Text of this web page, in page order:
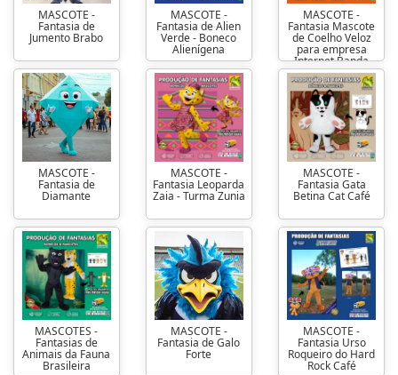
MASCOTE -
Fantasia de
Jumento Brabo
MASCOTE -
Fantasia de Alien
Verde - Boneco
Alienígena
MASCOTE -
Fantasia Mascote
de Coelho Veloz
para empresa
Internet Banda
Larga
MASCOTE -
Fantasia de
Diamante
MASCOTE -
Fantasia Leoparda
Zaia - Turma Zunia
MASCOTE -
Fantasia Gata
Betina Cat Café
MASCOTES -
Fantasias de
Animais da Fauna
Brasileira
MASCOTE -
Fantasia de Galo
Forte
MASCOTE -
Fantasia Urso
Roqueiro do Hard
Rock Café